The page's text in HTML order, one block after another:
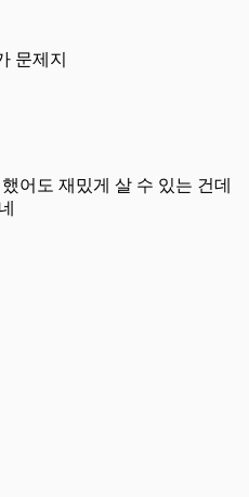
문제지
어도 재밌게 살 수 있는 건데